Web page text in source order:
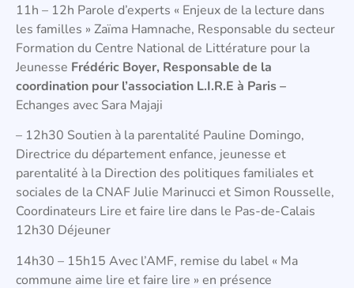
11h – 12h Parole d’experts « Enjeux de la lecture dans
les familles » Zaïma Hamnache, Responsable du secteur
Formation du Centre National de Littérature pour la
Jeunesse Frédéric Boyer, Responsable de la
coordination pour l’association L.I.R.E à Paris –
Echanges avec Sara Majaji
– 12h30 Soutien à la parentalité Pauline Domingo,
Directrice du département enfance, jeunesse et
parentalité à la Direction des politiques familiales et
sociales de la CNAF Julie Marinucci et Simon Rousselle,
Coordinateurs Lire et faire lire dans le Pas-de-Calais
12h30 Déjeuner
14h30 – 15h15 Avec l’AMF, remise du label « Ma
commune aime lire et faire lire » en présence